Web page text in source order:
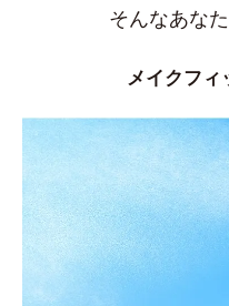
そんなあな
メイクフィ